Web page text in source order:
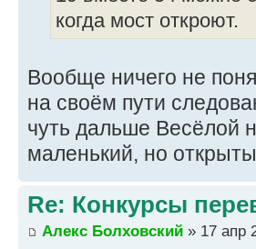
когда мост откроют.
Вообще ничего не
на своём пути
чуть дальше Весёлой
маленький, но
Re: Конкурсы
Алекс Болховский » 17 апр